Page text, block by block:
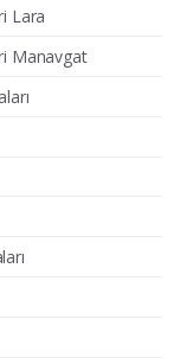
Lara
Manavgat